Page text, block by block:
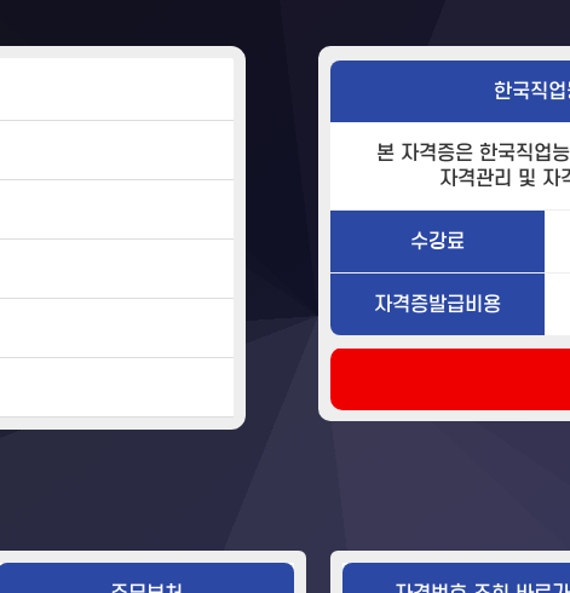
한국직
본 자격증은 한국직업
자격관리 및 자
수강료
자격증발급비용